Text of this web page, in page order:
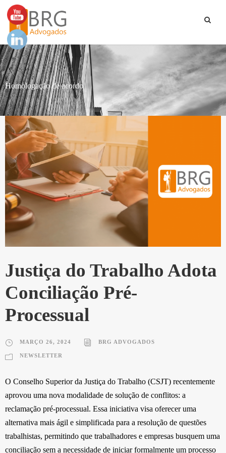
Homologação de acordo
Justiça do Trabalho Adota
Conciliação Pré-
Processual
MARÇO 26, 2024 BRG ADVOGADOS
NEWSLETTER
O Conselho Superior da Justiça do Trabalho (CSJT) recentemente
aprovou uma nova modalidade de solução de conflitos: a
reclamação pré-processual. Essa iniciativa visa oferecer uma
alternativa mais ágil e simplificada para a resolução de questões
trabalhistas, permitindo que trabalhadores e empresas busquem uma
conciliação sem a necessidade de iniciar formalmente um processo